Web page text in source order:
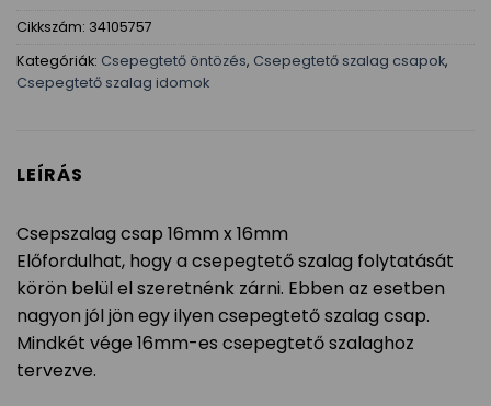
Cikkszám: 34105757
Kategóriák: Csepegtető öntözés, Csepegtető szalag csapok,
Csepegtető szalag idomok
LEÍRÁS
Csepszalag csap 16mm x 16mm
Előfordulhat, hogy a csepegtető szalag folytatását
körön belül el szeretnénk zárni. Ebben az esetben
nagyon jól jön egy ilyen csepegtető szalag csap.
Mindkét vége 16mm-es csepegtető szalaghoz
tervezve.